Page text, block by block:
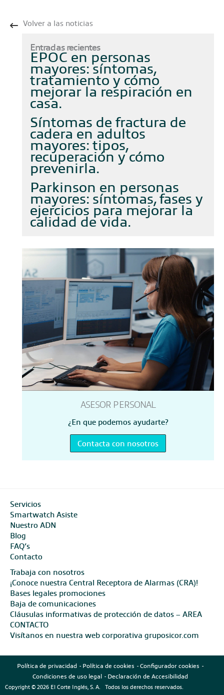
Volver a las noticias
Entradas recientes
EPOC en personas
mayores: síntomas,
tratamiento y cómo
mejorar la respiración en
casa
Síntomas de fractura de
cadera en adultos
mayores: tipos,
recuperación y cómo
prevenirla
Parkinson en personas
mayores: síntomas, fases y
ejercicios para mejorar la
calidad de vida
ASESOR PERSONAL
¿En que podemos ayudarte?
Contacta con nosotros
Servicios
Smartwatch Asiste
Nuestro ADN
Blog
FAQ’s
Contacto
Trabaja con nosotros
¡Conoce nuestra Central Receptora de Alarmas (CRA)!
Bases legales promociones
Baja de comunicaciones
Cláusulas informativas de protección de datos – AREA
CONTACTO
Visítanos en nuestra web corporativa gruposicor.com
Política de privacidad Política de cookies
Configurador cookies
Condiciones de uso legal
Declaración de Accesibilidad
Copyright © 2026 El Corte Inglés, S. A. Todos los derechos reservados.